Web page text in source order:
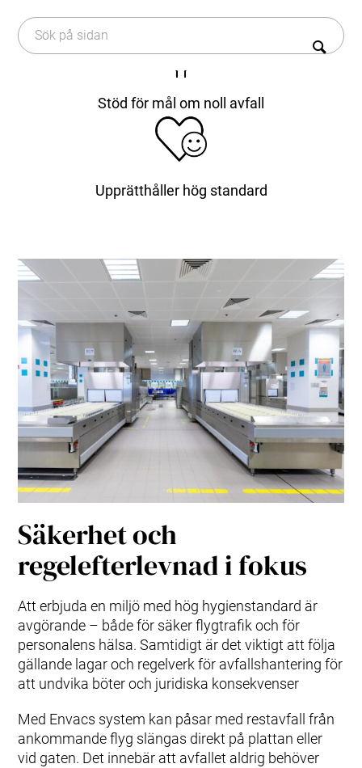
Kalender
Press
Om Envac
Historia
och kostnader
Stöd för mål om noll avfall
Upprätthåller hög standard
Säkerhet och
regelefterlevnad i fokus
Att erbjuda en miljö med hög hygienstandard är
avgörande – både för säker flygtrafik och för
personalens hälsa. Samtidigt är det viktigt att följa
gällande lagar och regelverk för avfallshantering för
att undvika böter och juridiska konsekvenser
Med Envacs system kan påsar med restavfall från
ankommande flyg slängas direkt på plattan eller
vid gaten. Det innebär att avfallet aldrig behöver